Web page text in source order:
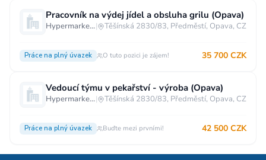
Pracovník na výdej jídel a obsluha grilu (Opava)
Hypermarket - Opava| Těšínská 2830/83, Předměstí, Opava, CZ
Práce na plný úvazek O tuto pozici je zájem! 35 700 CZK
Vedoucí týmu v pekařství - výroba (Opava)
Hypermarket - Opava| Těšínská 2830/83, Předměstí, Opava, CZ
Práce na plný úvazek Buďte mezi prvními! 42 500 CZK